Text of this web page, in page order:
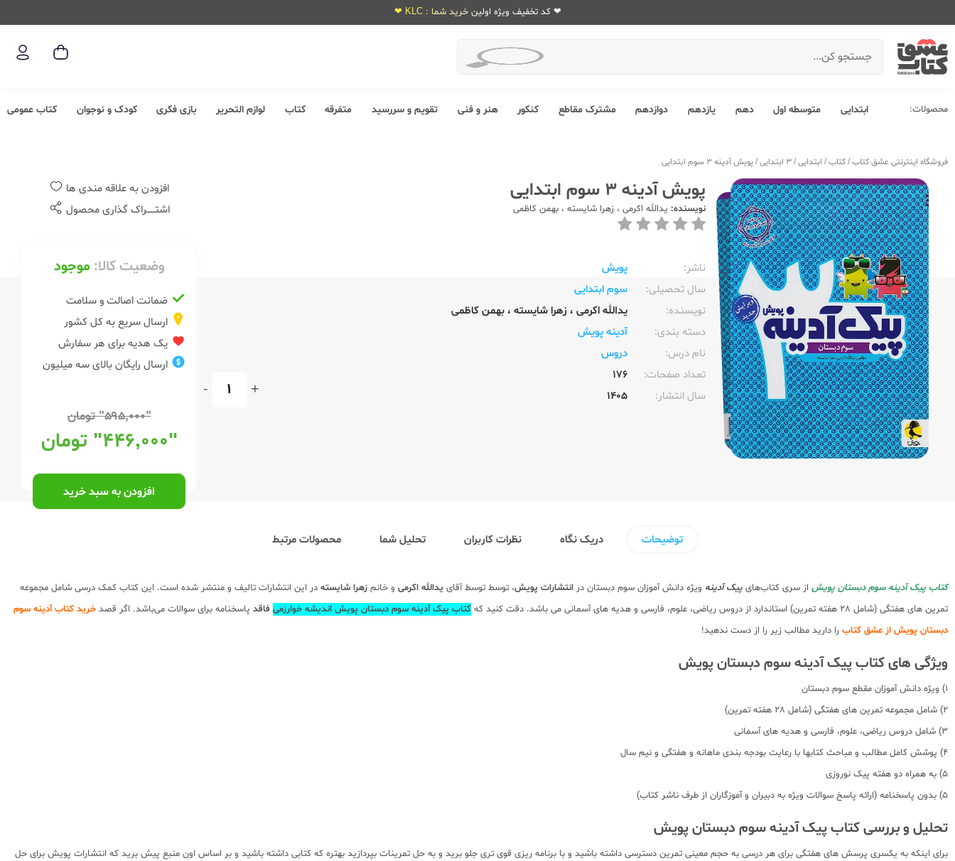
❤ کد تخفیف ویژه اولین خرید شما : KLC ❤
محصولات: ابتدایی متوسطه اول دهم یازدهم دوازدهم مشترک مقاطع کنکور هنر و فنی تقویم و سررسید متفرقه کتاب لوازم التحریر بازی فکری کودک و نوجوان کتاب عمومی
فروشگاه اینترنتی عشق کتاب/کتاب/ ابتدایی/3 ابتدایی /پویش آدینه 3 سوم ابتدایی
پویش آدینه 3 سوم ابتدایی
نویسنده: یدالله اکرمی ، زهرا شایسته ، بهمن کاظمی
ناشر:‌
پویش
سال تحصیلی:‌
سوم ابتدایی
نویسنده:‌
یدالله اکرمی ، زهرا شایسته ، بهمن کاظمی
دسته بندی:
آدینه پویش
نام درس:
دروس
تعداد صفحات:‌
176
سال انتشار:‌
1405
+
-
افزودن به علاقه مندی ها
اشتــــــراک گذاری محصول
وضعیت کالا: موجود
ضمانت اصالت و سلامت
ارسال سریع به کل کشور
یک هدیه برای هر سفارش
ارسال رایگان بالای سه میلیون
"۵۹۵,۰۰۰" تومان
"۴۴۶,۰۰۰" تومان
افزودن به سبد خرید
توضیحات دریک نگاه نظرات کاربران تحلیل شما محصولات مرتبط
کتاب پیک آدینه سوم دبستان پویش از سری کتاب‌های پیک آدینه ویژه دانش آموزان سوم دبستان در انتشارات پویش، توسط توسط آقای یدالله اکرمی و خانم زهرا شایسته در این انتشارات تالیف و منتشر شده است. این کتاب کمک درسی شامل مجموعه
تمرین های هفتگی (شامل 28 هفته تمرین) استاندارد از دروس ریاضی، علوم، فارسی و هدیه های آسمانی می باشد. دقت کنید که
کتاب پیک آدینه سوم دبستان پویش اندیشه خوارزمی فاقد پاسخنامه برای سوالات می‌باشد. اگر قصد خرید کتاب آدینه سوم
دبستان پویش از عشق کتاب را دارید مطالب زیر را از دست ندهید!
ویژگی های کتاب پیک آدینه سوم دبستان پویش
1) ویژه دانش آموزان مقطع سوم دبستان
2) شامل مجموعه تمرین های هفتگی (شامل 28 هفته تمرین)
3) شامل دروس ریاضی، علوم، فارسی و هدیه های آسمانی
4) پوشش کامل مطالب و مباحث کتابها با رعایت بودجه بندی ماهانه و هفتگی و نیم سال
5) به همراه دو هفته پیک نوروزی
5) بدون پاسخنامه (ارائه پاسخ سوالات ویژه به دبیران و آموزگاران از طرف ناشر کتاب)
تحلیل و بررسی کتاب پیک آدینه سوم دبستان پویش
برای اینکه به یکسری پرسش های هفتگی برای هر درسی به حجم معینی تمرین دسترسی داشته باشید و با برنامه ریزی قوی تری جلو برید و به حل تمرینات بپردازید بهتره که کتابی داشته باشید و بر اساس اون منبع پیش برید که انتشارات پویش برای حل